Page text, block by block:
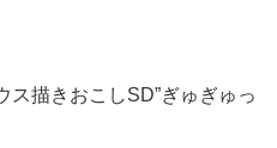
描きおこしSD”ぎゅぎゅっ